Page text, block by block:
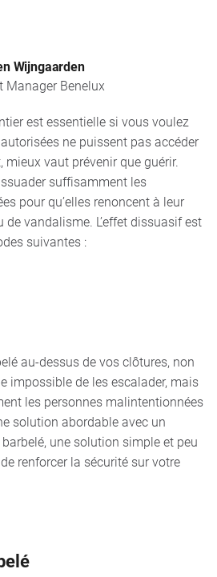
Wijngaarden
Manager Benelux
est essentielle si vous voulez
ne puissent pas accéder
mieux vaut prévenir que guérir.
suffisamment les
pour qu’elles renoncent à leur
de vandalisme. L’effet dissuasif est
suivantes :
au-dessus de vos clôtures, non
impossible de les escalader, mais
les personnes malintentionnées
solution abordable avec un
une solution simple et peu
renforcer la sécurité sur votre